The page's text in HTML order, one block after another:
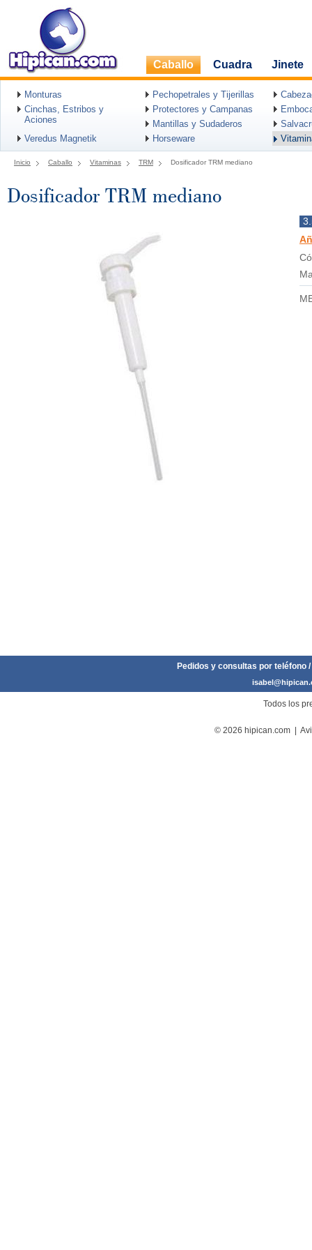
Caballo Cuadra Jinete
Monturas Pechopetrales y Tijerillas
Cinchas, Estribos y
Aciones
Protectores y Campanas
Mantillas y Sudaderos
Veredus Magnetik
Horseware
Inicio Caballo Vitaminas TRM Dosificador TRM mediano
Dosificador TRM mediano
Pedidos y consultas por teléfono
Todos los
© 2026 hipican.com |